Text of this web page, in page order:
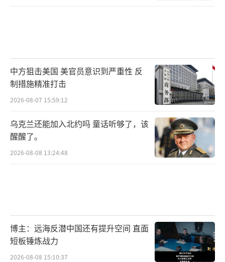
层需求与基层能力矛盾尖锐。
但朝鲜似乎也在这场危机中找到了新的方
向。事故后，朝鲜罕见地公开调查进展，甚至
主动发布通报抢占舆论主动权。有分析认为，
这标志着朝鲜军工正从“盲目跃进”转向“务
实改革”。正如司马平邦在《因祸得福》中所
厂，进入为期7-10天的微调修复阶段。尽管朝
方宣称“修复工作将在全会前完成”，但军事
专家普遍认为，实际修复时间可能长达半年以
中方狙击美国 美官员意识到严重性 反
制措施精准打击
2026-08-07 15:59:12
乌克兰还能加入北约吗 童话听够了，该
醒醒了。
2026-08-08 13:24:48
博主：远海反潜中国还有提升空间 直面
短板锤炼战力
2026-08-08 15:10:37